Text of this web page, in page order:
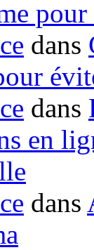
dans
dans
en
dans